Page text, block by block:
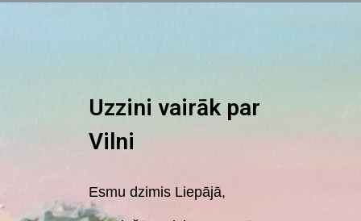
Uzzini vairāk par
Vilni
Esmu dzimis Liepājā,